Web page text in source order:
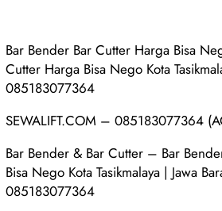
Bar Bender Bar Cutter Harga Bisa
Cutter Harga Bisa Nego Kota
085183077364
SEWALIFT.COM – 085183077364
Bar Bender & Bar Cutter – Bar
Bisa Nego Kota Tasikmalaya | Jawa
085183077364